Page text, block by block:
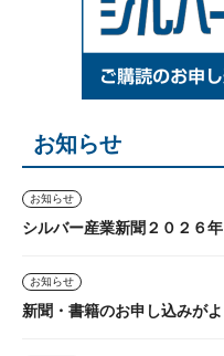
お知らせ
お知らせ
シルバー産業新聞２０２６
お知らせ
新聞・書籍のお申し込みが